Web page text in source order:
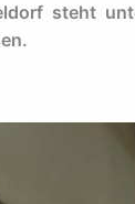
steht